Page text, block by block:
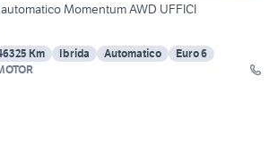
Momentum AWD UFFICI
Km Ibrida Automatico
Euro 6